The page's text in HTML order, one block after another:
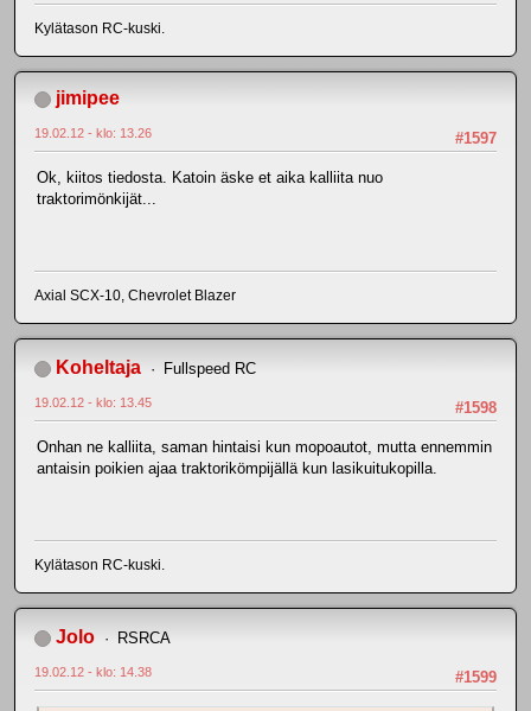
Kylätason RC-kuski.
jimipee
#1597
19.02.12 - klo: 13.26
Ok, kiitos tiedosta. Katoin äske et aika kalliita nuo
traktorimönkijät...
Axial SCX-10, Chevrolet Blazer
Koheltaja Fullspeed RC
#1598
19.02.12 - klo: 13.45
Onhan ne kalliita, saman hintaisi kun mopoautot, mutta ennemmin
antaisin poikien ajaa traktorikömpijällä kun lasikuitukopilla.
Kylätason RC-kuski.
Jolo RSRCA
#1599
19.02.12 - klo: 14.38